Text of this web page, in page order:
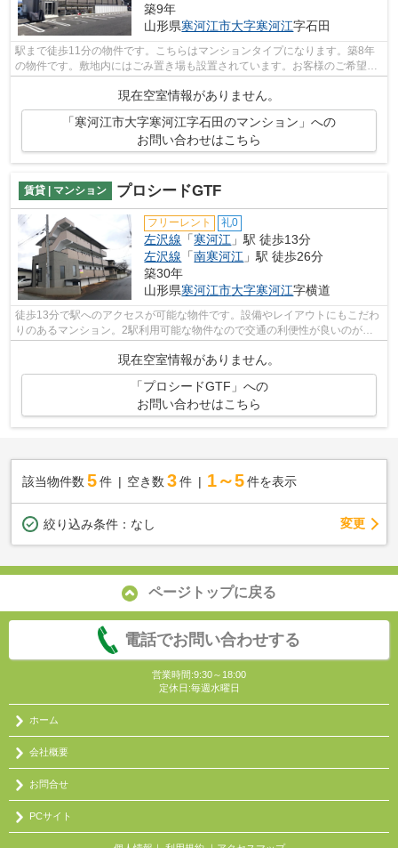
築9年
山形県寒河江市大字寒河江字石田
駅まで徒歩11分の物件です。こちらはマンションタイプになります。築8年
の物件です。敷地内にはごみ置き場も設置されています。お客様のご希望の
物件が左沢線寒河江駅周辺に豊富に点在...
現在空室情報がありません。
「寒河江市大字寒河江字石田のマンション」への
お問い合わせはこちら
賃貸 | マンション プロシードGTF
フリーレント 礼0
左沢線 「寒河江 」駅 徒歩13分
左沢線 「南寒河江 」駅 徒歩26分
築30年
山形県寒河江市大字寒河江字横道
徒歩13分で駅へのアクセスが可能な物件です。設備やレイアウトにもこだわ
りのあるマンション。2駅利用可能な物件なので交通の利便性が良いのが魅
現在空室情報がありません。
「プロシードGTF」への
お問い合わせはこちら
該当物件数 5件 空き数 3 件 1～5 件を表示
絞り込み条件： なし 変更
ページトップに戻る
電話でお問い合わせする
営業時間:9:30～18:00
定休日:毎週水曜日
ホーム
会社概要
お問合せ
PCサイト